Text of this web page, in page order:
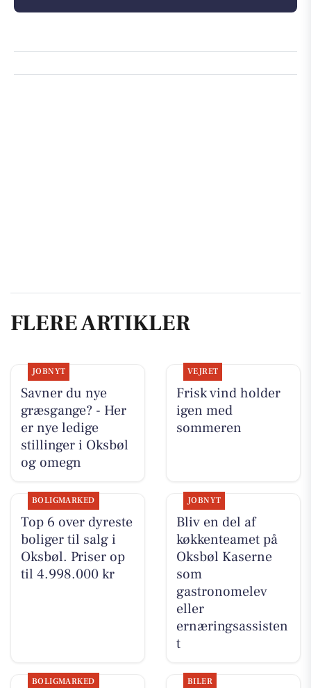
FLERE ARTIKLER
JOBNYT
Savner du nye
græsgange? - Her
er nye ledige
stillinger i Oksbøl
og omegn
VEJRET
Frisk vind holder
igen med
sommeren
BOLIGMARKED
Top 6 over dyreste
boliger til salg i
Oksbøl. Priser op
til 4.998.000 kr
JOBNYT
Bliv en del af
køkkenteamet på
Oksbøl Kaserne
som
gastronomelev
eller
ernæringsassisten
t
BOLIGMARKED BILER